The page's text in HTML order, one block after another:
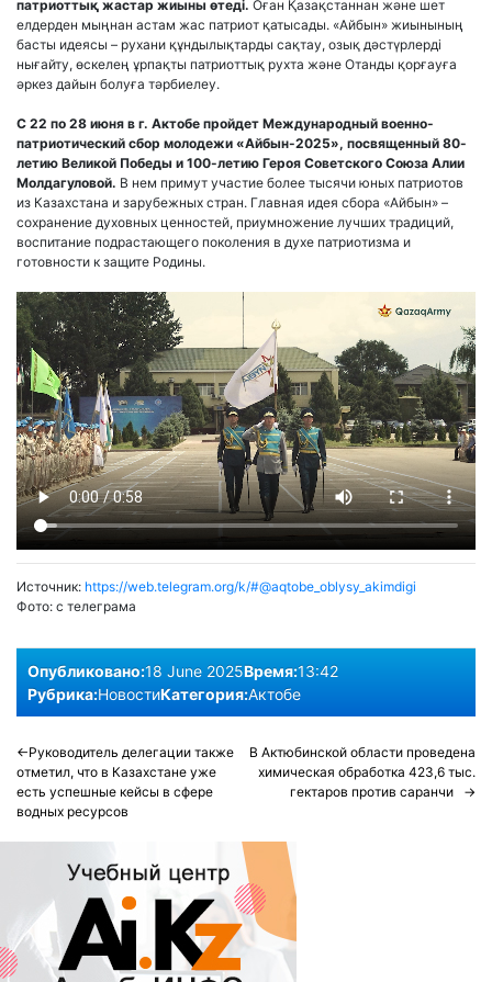
патриоттық жастар жиыны өтеді. Оған Қазақстаннан және шет
елдерден мыңнан астам жас патриот қатысады. «Айбын» жиынының
басты идеясы – рухани құндылықтарды сақтау, озық дәстүрлерді
нығайту, өскелең ұрпақты патриоттық рухта және Отанды қорғауға
әркез дайын болуға тәрбиелеу.
С 22 по 28 июня в г. Актобе пройдет Международный военно-
патриотический сбор молодежи «Айбын-2025», посвященный 80-
летию Великой Победы и 100-летию Героя Советского Союза Алии
Молдагуловой. В нем примут участие более тысячи юных патриотов
из Казахстана и зарубежных стран. Главная идея сбора «Айбын» –
сохранение духовных ценностей, приумножение лучших традиций,
воспитание подрастающего поколения в духе патриотизма и
готовности к защите Родины.
Источник: https://web.telegram.org/k/#@aqtobe_oblysy_akimdigi
Фото: с телеграма
Опубликовано:18 June 2025Время:13:42
Рубрика:НовостиКатегория:Актобе
Post
navigation
Руководитель делегации также
отметил, что в Казахстане уже
есть успешные кейсы в сфере
водных ресурсов
В Актюбинской области проведена
химическая обработка 423,6 тыс.
гектаров против саранчи